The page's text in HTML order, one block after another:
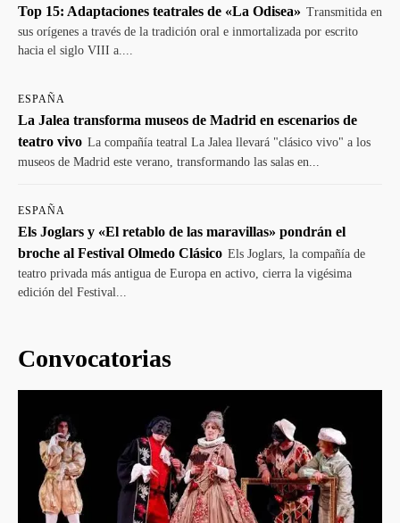
Top 15: Adaptaciones teatrales de «La Odisea» Transmitida en
sus orígenes a través de la tradición oral e inmortalizada por escrito
hacia el siglo VIII a....
ESPAÑA
La Jalea transforma museos de Madrid en escenarios de
teatro vivo La compañía teatral La Jalea llevará "clásico vivo" a los
museos de Madrid este verano, transformando las salas en...
ESPAÑA
Els Joglars y «El retablo de las maravillas» pondrán el
broche al Festival Olmedo Clásico Els Joglars, la compañía de
teatro privada más antigua de Europa en activo, cierra la vigésima
edición del Festival...
Convocatorias